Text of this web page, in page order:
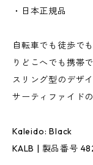
・日本正規品
自転車でも徒歩で
りどこへでも携帯
スリング型のデザ
サーティファイド
Kaleido: Black
KALB | 製品番号